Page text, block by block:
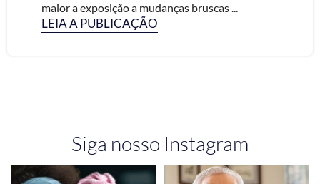
maior a exposição a mudanças bruscas ...
LEIA A PUBLICAÇÃO
Siga nosso Instagram